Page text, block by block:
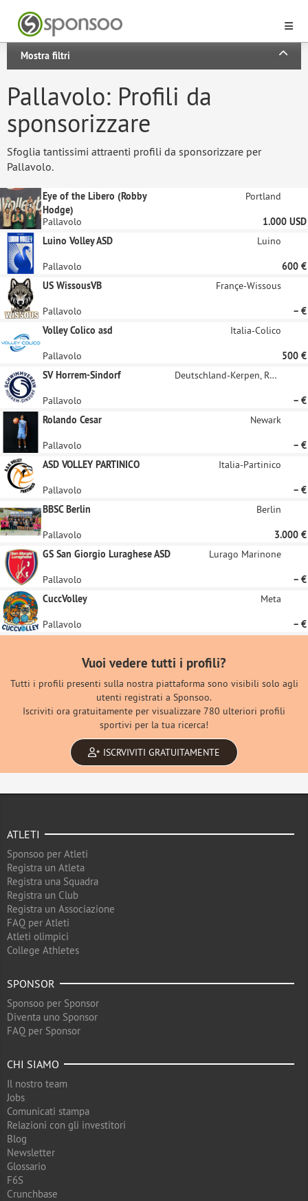
Mostra filtri
Pallavolo: Profili da
sponsorizzare
Sfoglia tantissimi attraenti profili da sponsorizzare per
Pallavolo.
Eye of the Libero (Robby
Hodge)
Portland
Pallavolo
1.000 USD
Luino Volley ASD
Luino
Pallavolo
600 €
US WissousVB
Françe-Wissous
Pallavolo
– €
Volley Colico asd
Italia-Colico
Pallavolo
500 €
SV Horrem-Sindorf
Deutschland-Kerpen, Rheinland
Pallavolo
– €
Rolando Cesar
Newark
Pallavolo
– €
ASD VOLLEY PARTINICO
Italia-Partinico
Pallavolo
– €
BBSC Berlin
Berlin
Pallavolo
3.000 €
GS San Giorgio Luraghese ASD
Lurago Marinone
Pallavolo
– €
CuccVolley
Meta
Pallavolo – €
Vuoi vedere tutti i profili?
Tutti i profili presenti sulla nostra piattaforma sono visibili solo agli
utenti registrati a Sponsoo.
Iscriviti ora gratuitamente per visualizzare 780 ulteriori profili
sportivi per la tua ricerca!
ISCRVIVITI GRATUITAMENTE
ATLETI
Sponsoo per Atleti
Registra un Atleta
Registra una Squadra
Registra un Club
Registra un Associazione
FAQ per Atleti
Atleti olimpici
College Athletes
SPONSOR
Sponsoo per Sponsor
Diventa uno Sponsor
FAQ per Sponsor
CHI SIAMO
Il nostro team
Jobs
Comunicati stampa
Relazioni con gli investitori
Blog
Newsletter
Glossario
F6S
Crunchbase